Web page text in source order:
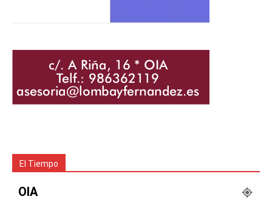
El Tiempo
OIA